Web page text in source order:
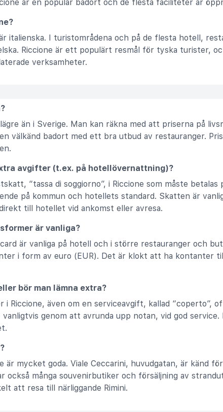
är en populär badort och de flesta faciliteter är
italienska. I turistområdena och på de flesta hotell,
Riccione är ett populärt resmål för tyska turister,
verksamheter.
än i Sverige. Man kan räkna med att priserna på
välkänd badort med ett bra utbud av restauranger.
avgifter (t.ex. på hotellövernattning)?
“tassa di soggiorno”, i Riccione som måste
på kommun och hotellets standard. Skatten är
till hotellet vid ankomst eller avresa.
är vanliga?
är vanliga på hotell och i större restauranger och
i form av euro (EUR). Det är klokt att ha kontanter
bör man lämna extra?
i Riccione, även om en serviceavgift, kallad “coperto”,
genom att avrunda upp notan, vid god service.
är mycket goda. Viale Ceccarini, huvudgatan, är känd
också många souvenirbutiker och försäljning av
att resa till närliggande Rimini.